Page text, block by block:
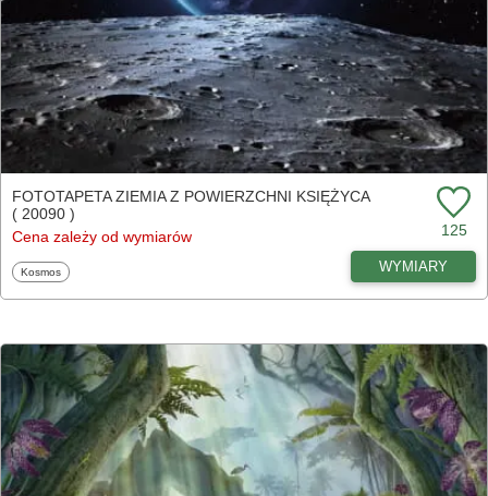
FOTOTAPETA ZIEMIA Z POWIERZCHNI KSIĘŻYCA
( 20090 )
Cena zależy od wymiarów
125
Fototapety
Kosmos WYMIARY